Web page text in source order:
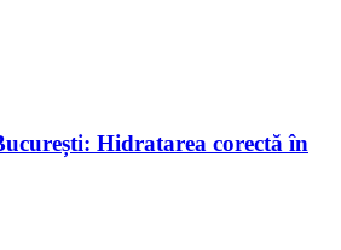
Hidratarea corectă în